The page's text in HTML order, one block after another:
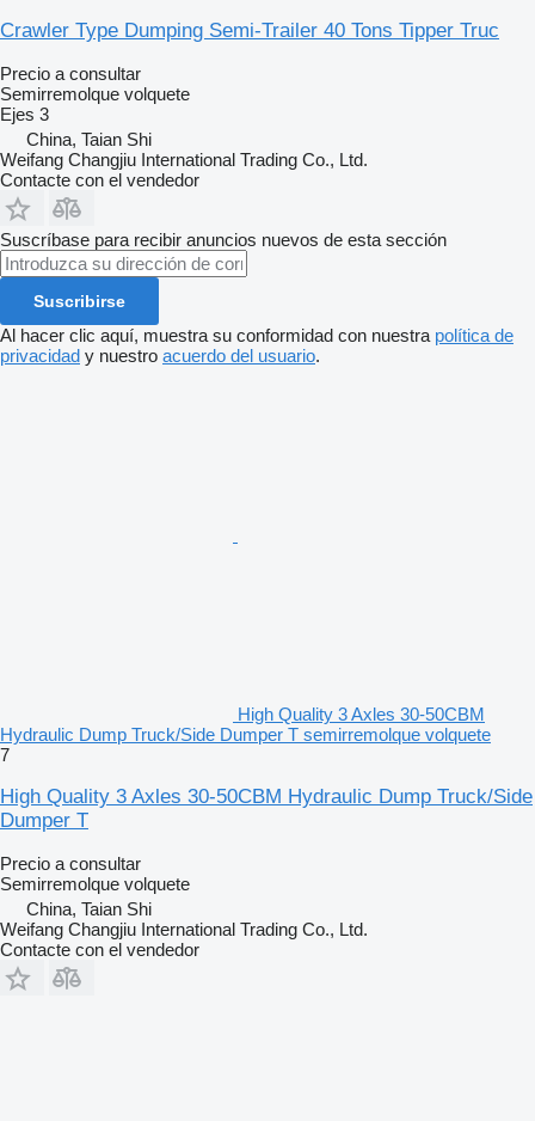
Crawler Type Dumping Semi-Trailer 40 Tons Tipper Truc
Precio a consultar
Semirremolque volquete
Ejes 3
China, Taian Shi
Weifang Changjiu International Trading Co., Ltd.
Contacte con el vendedor
Suscríbase para recibir anuncios nuevos de esta sección
Suscribirse
Al hacer clic aquí, muestra su conformidad con nuestra política de
privacidad y nuestro acuerdo del usuario.
High Quality 3 Axles 30-50CBM
Hydraulic Dump Truck/Side Dumper T semirremolque volquete
7
High Quality 3 Axles 30-50CBM Hydraulic Dump Truck/Side
Dumper T
Precio a consultar
Semirremolque volquete
China, Taian Shi
Weifang Changjiu International Trading Co., Ltd.
Contacte con el vendedor